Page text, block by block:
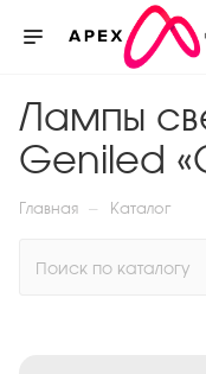
Лампы
Geniled
Главная — Каталог